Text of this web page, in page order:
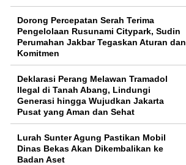
Dorong Percepatan Serah Terima
Pengelolaan Rusunami Citypark, Sudin
Perumahan Jakbar Tegaskan Aturan dan
Komitmen
Deklarasi Perang Melawan Tramadol
Ilegal di Tanah Abang, Lindungi
Generasi hingga Wujudkan Jakarta
Pusat yang Aman dan Sehat
Lurah Sunter Agung Pastikan Mobil
Dinas Bekas Akan Dikembalikan ke
Badan Aset